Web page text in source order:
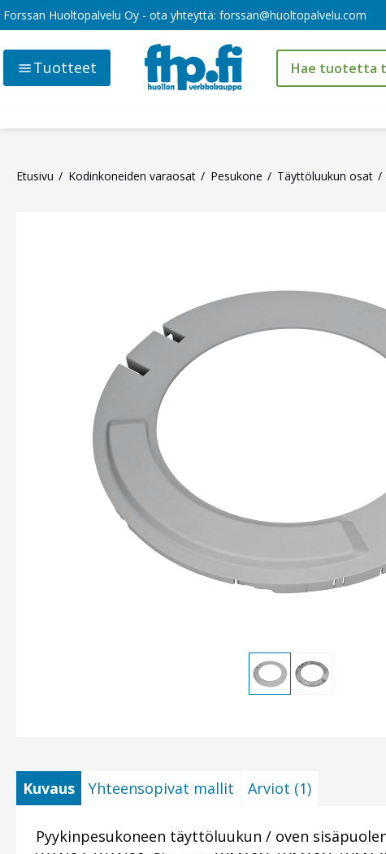
Forssan Huoltopalvelu Oy - ota yhteyttä: forssan@huoltopalvelu.com
Tuotteet
Etusivu Kodinkoneiden varaosat Pesukone Täyttöluukun osat
Kuvaus Yhteensopivat mallit Arviot (1)
Pyykinpesukoneen täyttöluukun / oven